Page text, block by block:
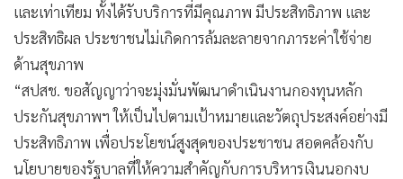
และเท่าเทียม ทั้งได้รับบริการที่มีคุณภาพ มีประสิทธิภาพ และ
ประสิทธิผล ประชาชนไม่เกิดการล้มละลายจากภาระค่าใช้จ่าย
ด้านสุขภาพ
“สปสช. ขอสัญญาว่าจะมุ่งมั่นพัฒนาดำเนินงานกองทุนหลัก
ประกันสุขภาพฯ ให้เป็นไปตามเป้าหมายและวัตถุประสงค์อย่างมี
ประสิทธิภาพ เพื่อประโยชน์สูงสุดของประชาชน สอดคล้องกับ
นโยบายของรัฐบาลที่ให้ความสำคัญกับการบริหารเงินนอกงบ